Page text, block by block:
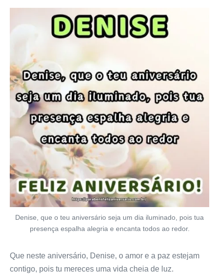
Denise, que o teu aniversário seja um dia iluminado, pois tua
presença espalha alegria e encanta todos ao redor.
Que neste aniversário, Denise, o amor e a paz estejam
contigo, pois tu mereces uma vida cheia de luz.